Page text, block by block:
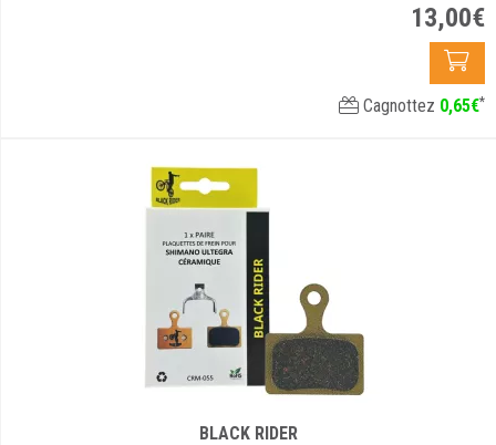
13,00€
Cagnottez 0,65€*
BLACK RIDER